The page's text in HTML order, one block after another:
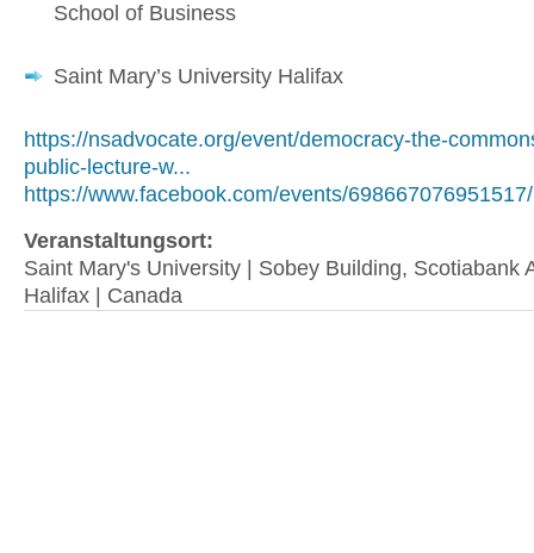
School of Business
Saint Mary’s University Halifax
https://nsadvocate.org/event/democracy-the-
public-lecture-w...
https://www.facebook.com/events/698667076951517/
Veranstaltungsort:
Saint Mary's University | Sobey Building, Scotiabank
Halifax | Canada